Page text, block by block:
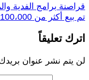
قراصنة برامج الفدية
تم بيع أكثر من 100،000 من بيانات اعتماد حساب ChatGPT المسروقة في أسواق الويب المظلمة.
اترك تعليقاً
لن يتم نشر عنوان بريدك